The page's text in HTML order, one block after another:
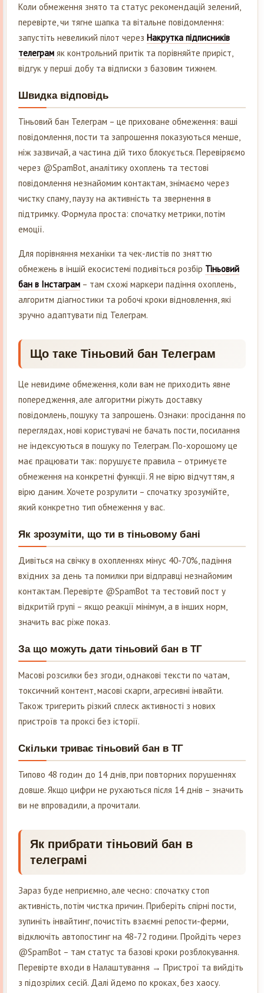
Коли обмеження знято та статус рекомендацій зелений,
перевірте, чи тягне шапка та вітальне повідомлення:
запустіть невеликий пілот через Накрутка підписників
телеграм як контрольний притік та порівняйте приріст,
відгук у перші добу та відписки з базовим тижнем.
Швидка відповідь
Тіньовий бан Телеграм – це приховане обмеження: ваші
повідомлення, пости та запрошення показуються менше,
ніж зазвичай, а частина дій тихо блокується. Перевіряємо
через @SpamBot, аналітику охоплень та тестові
повідомлення незнайомим контактам, знімаємо через
чистку спаму, паузу на активність та звернення в
підтримку. Формула проста: спочатку метрики, потім
емоції.
Для порівняння механіки та чек-листів по зняттю
обмежень в іншій екосистемі подивіться розбір Тіньовий
бан в Інстаграм – там схожі маркери падіння охоплень,
алгоритм діагностики та робочі кроки відновлення, які
зручно адаптувати під Телеграм.
Що таке Тіньовий бан Телеграм
Це невидиме обмеження, коли вам не приходить явне
попередження, але алгоритми ріжуть доставку
повідомлень, пошуку та запрошень. Ознаки: просідання по
переглядах, нові користувачі не бачать пости, посилання
не індексуються в пошуку по Телеграм. По-хорошому це
має працювати так: порушуєте правила – отримуєте
обмеження на конкретні функції. Я не вірю відчуттям, я
вірю даним. Хочете розрулити – спочатку зрозумійте,
який конкретно тип обмеження у вас.
Як зрозуміти, що ти в тіньовому бані
Дивіться на свічку в охопленнях мінус 40-70%, падіння
вхідних за день та помилки при відправці незнайомим
контактам. Перевірте @SpamBot та тестовий пост у
відкритій групі – якщо реакції мінімум, а в інших норм,
значить вас ріже показ.
За що можуть дати тіньовий бан в ТГ
Масові розсилки без згоди, однакові тексти по чатам,
токсичний контент, масові скарги, агресивні інвайти.
Також тригерить різкий сплеск активності з нових
пристроїв та проксі без історії.
Скільки триває тіньовий бан в ТГ
Типово 48 годин до 14 днів, при повторних порушеннях
довше. Якщо цифри не рухаються після 14 днів – значить
ви не впровадили, а прочитали.
Як прибрати тіньовий бан в
телеграмі
Зараз буде неприємно, але чесно: спочатку стоп
активність, потім чистка причин. Приберіть спірні пости,
зупиніть інвайтинг, почистіть взаємні репости-ферми,
відключіть автопостинг на 48-72 години. Пройдіть через
@SpamBot – там статус та базові кроки розблокування.
Перевірте входи в Налаштування → Пристрої та вийдіть
з підозрілих сесій. Далі йдемо по кроках, без хаосу.